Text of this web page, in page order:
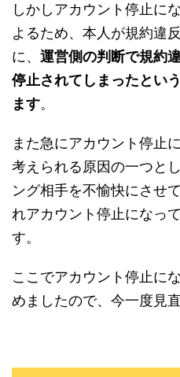
しかしアカウント停止に
よるため、本人が規約違
に、 運営側の判断で規約
停止されてしまったとい
ます。
また急にアカウント停止
考えられる原因の一つと
ング相手を不愉快にさせ
れアカウント停止になっ
す。
ここでアカウント停止に
めましたので、今一度見